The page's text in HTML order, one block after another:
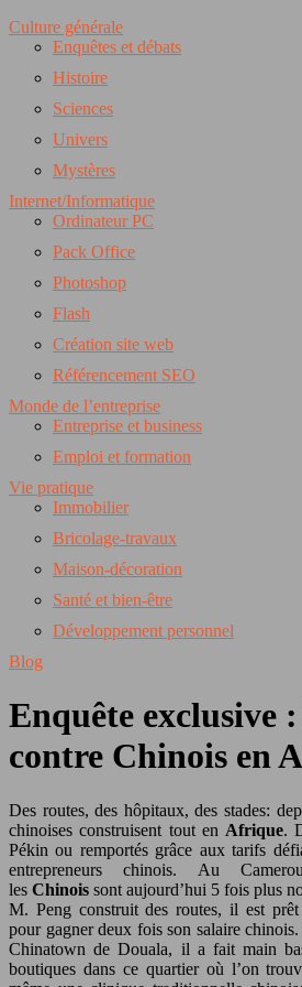
Culture générale
Enquêtes et débats
Histoire
Sciences
Univers
Mystères
Internet/Informatique
Ordinateur PC
Pack Office
Photoshop
Flash
Création site web
Référencement SEO
Monde de l’entreprise
Entreprise et business
Emploi et formation
Vie pratique
Immobilier
Bricolage-travaux
Maison-décoration
Santé et bien-être
Développement personnel
Blog
Enquête exclusive
contre Chinois en
Des routes, des hôpitaux, des stades: depuis 15 ans, les entreprises
chinoises construisent tout en Afrique.
Pékin ou remportés grâce aux tarifs
entrepreneurs chinois. Au
les Chinois sont aujourd’hui 5 fois plus
M. Peng construit des routes, il est
pour gagner deux fois son salaire
Chinatown de Douala, il a fait main
boutiques dans ce quartier où l’on